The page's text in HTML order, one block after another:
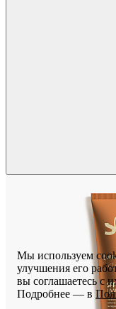
Мы используем
улучшения его
вы соглашаетесь с
Подробнее — в